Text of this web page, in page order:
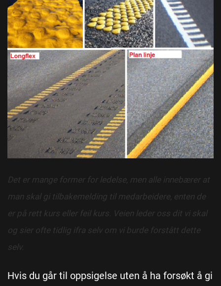
Det er mange former for ledelse, men alle innebærer at
man skal gi tilbakemelding til medarbeidere, enten de
er på rett kurs eller feil kurs. Veien leder oss dit vi skal
og sier ofte tidlig ifra selv om vi burde forstått dette
selv.
Hvis du går til oppsigelse uten å ha forsøkt å gi